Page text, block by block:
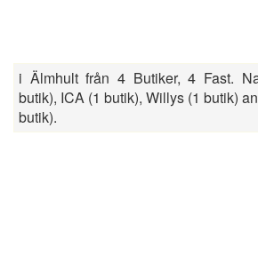
i Älmhult från 4 Butiker, 4 Fast.
butik), ICA (1 butik), Willys (1 butik)
butik).